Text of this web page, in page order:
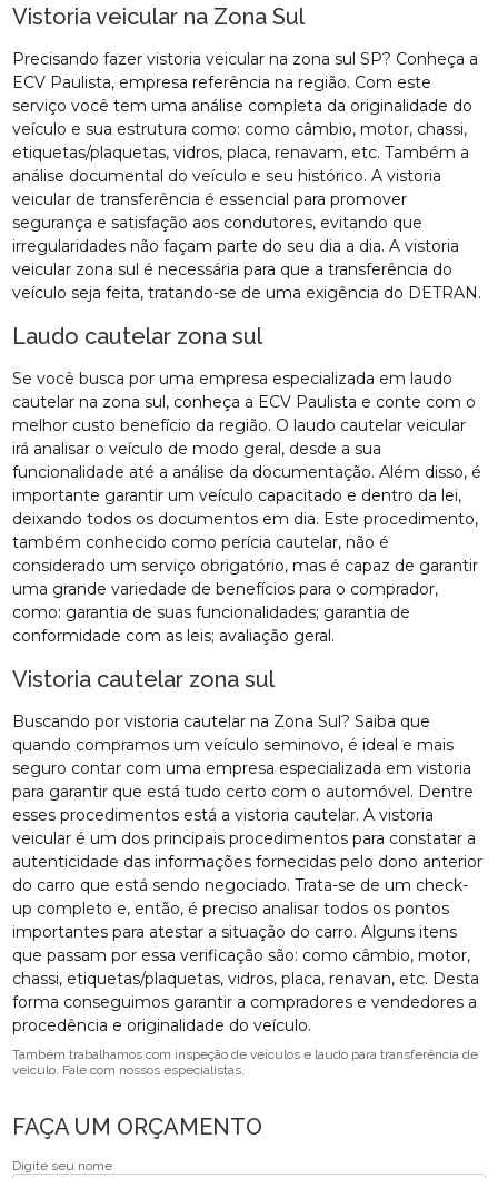
Vistoria veicular na Zona Sul
Precisando fazer vistoria veicular na zona sul SP? Conheça a
ECV Paulista, empresa referência na região. Com este
serviço você tem uma análise completa da originalidade do
veículo e sua estrutura como: como câmbio, motor, chassi,
etiquetas/plaquetas, vidros, placa, renavam, etc. Também a
análise documental do veículo e seu histórico. A vistoria
veicular de transferência é essencial para promover
segurança e satisfação aos condutores, evitando que
irregularidades não façam parte do seu dia a dia. A vistoria
veicular zona sul é necessária para que a transferência do
veículo seja feita, tratando-se de uma exigência do DETRAN.
Laudo cautelar zona sul
Se você busca por uma empresa especializada em laudo
cautelar na zona sul, conheça a ECV Paulista e conte com o
melhor custo benefício da região. O laudo cautelar veicular
irá analisar o veículo de modo geral, desde a sua
funcionalidade até a análise da documentação. Além disso, é
importante garantir um veículo capacitado e dentro da lei,
deixando todos os documentos em dia. Este procedimento,
também conhecido como perícia cautelar, não é
considerado um serviço obrigatório, mas é capaz de garantir
uma grande variedade de benefícios para o comprador,
como: garantia de suas funcionalidades; garantia de
conformidade com as leis; avaliação geral.
Vistoria cautelar zona sul
Buscando por vistoria cautelar na Zona Sul? Saiba que
quando compramos um veículo seminovo, é ideal e mais
seguro contar com uma empresa especializada em vistoria
para garantir que está tudo certo com o automóvel. Dentre
esses procedimentos está a vistoria cautelar. A vistoria
veicular é um dos principais procedimentos para constatar a
autenticidade das informações fornecidas pelo dono anterior
do carro que está sendo negociado. Trata-se de um check-
up completo e, então, é preciso analisar todos os pontos
importantes para atestar a situação do carro. Alguns itens
que passam por essa verificação são: como câmbio, motor,
chassi, etiquetas/plaquetas, vidros, placa, renavan, etc. Desta
forma conseguimos garantir a compradores e vendedores a
procedência e originalidade do veículo.
Também trabalhamos com inspeção de veículos e laudo para transferência de
veiculo. Fale com nossos especialistas.
FAÇA UM ORÇAMENTO
Digite seu nome